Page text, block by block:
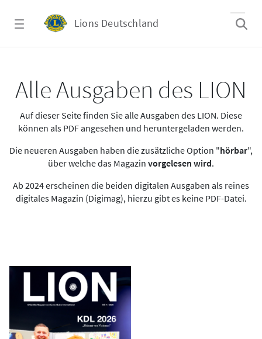
Lions Deutschland
Alle Ausgaben des LION
Auf dieser Seite finden Sie alle Ausgaben des LION. Diese
können als PDF angesehen und heruntergeladen werden.
Die neueren Ausgaben haben die zusätzliche Option "hörbar",
über welche das Magazin vorgelesen wird.
Ab 2024 erscheinen die beiden digitalen Ausgaben als reines
digitales Magazin (Digimag), hierzu gibt es keine PDF-Datei.